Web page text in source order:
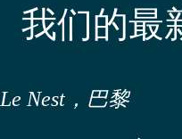
我们的最
Le Nest，巴黎